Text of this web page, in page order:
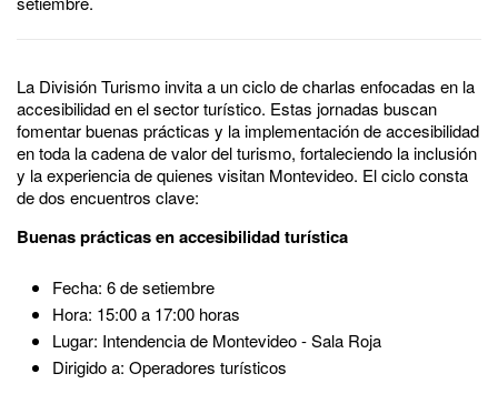
La División Turismo invita a un ciclo de charlas enfocadas en la
accesibilidad en el sector turístico. Estas jornadas buscan
fomentar buenas prácticas y la implementación de accesibilidad
en toda la cadena de valor del turismo, fortaleciendo la inclusión
y la experiencia de quienes visitan Montevideo. El ciclo consta
de dos encuentros clave:
Buenas prácticas en accesibilidad turística
Fecha: 6 de setiembre
Hora: 15:00 a 17:00 horas
Lugar: Intendencia de Montevideo - Sala Roja
Dirigido a: Operadores turísticos